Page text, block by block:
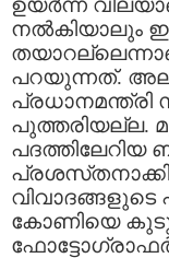
നല്‍കിയാലും ഈ
പറയുന്നത്‌.
പുത്തരിയല്ല.
കോണിയെ